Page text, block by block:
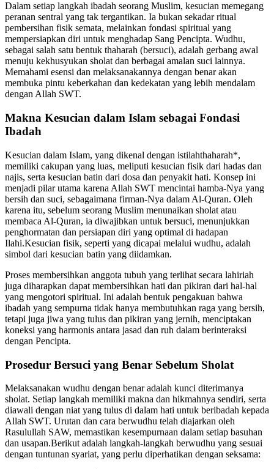
Dalam setiap langkah ibadah seorang Muslim, kesucian memegang
peranan sentral yang tak tergantikan. Ia bukan sekadar ritual
pembersihan fisik semata, melainkan fondasi spiritual yang
mempersiapkan diri untuk menghadap Sang Pencipta. Wudhu,
sebagai salah satu bentuk thaharah (bersuci), adalah gerbang awal
menuju kekhusyukan sholat dan berbagai amalan suci lainnya.
Memahami esensi dan melaksanakannya dengan benar akan
membuka pintu keberkahan dan kedekatan yang lebih mendalam
dengan Allah SWT.
Makna Kesucian dalam Islam sebagai Fondasi
Ibadah
Kesucian dalam Islam, yang dikenal dengan istilahthaharah*,
memiliki cakupan yang luas, meliputi kesucian fisik dari hadas dan
najis, serta kesucian batin dari dosa dan penyakit hati. Konsep ini
menjadi pilar utama karena Allah SWT mencintai hamba-Nya yang
bersih dan suci, sebagaimana firman-Nya dalam Al-Quran. Oleh
karena itu, sebelum seorang Muslim menunaikan sholat atau
membaca Al-Quran, ia diwajibkan untuk bersuci, menunjukkan
penghormatan dan persiapan diri yang optimal di hadapan
Ilahi.Kesucian fisik, seperti yang dicapai melalui wudhu, adalah
simbol dari kesucian batin yang diidamkan.
Proses membersihkan anggota tubuh yang terlihat secara lahiriah
juga diharapkan dapat membersihkan hati dan pikiran dari hal-hal
yang mengotori spiritual. Ini adalah bentuk pengakuan bahwa
ibadah yang sempurna tidak hanya membutuhkan raga yang bersih,
tetapi juga jiwa yang tulus dan pikiran yang jernih, menciptakan
koneksi yang harmonis antara jasad dan ruh dalam berinteraksi
dengan Pencipta.
Prosedur Bersuci yang Benar Sebelum Sholat
Melaksanakan wudhu dengan benar adalah kunci diterimanya
sholat. Setiap langkah memiliki makna dan hikmahnya sendiri, serta
diawali dengan niat yang tulus di dalam hati untuk beribadah kepada
Allah SWT. Urutan dan cara berwudhu telah diajarkan oleh
Rasulullah SAW, memastikan kesempurnaan dalam setiap basuhan
dan usapan.Berikut adalah langkah-langkah berwudhu yang sesuai
dengan tuntunan syariat, yang perlu diperhatikan dengan seksama: